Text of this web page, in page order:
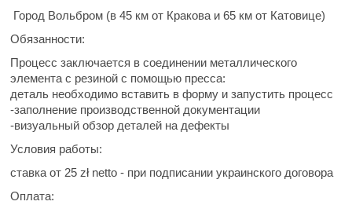
Город Вольбром (в 45 км от Кракова и 65 км от Катовице)
Обязанности:
Процесс заключается в соединении металлического
элемента с резиной с помощью пресса:
деталь необходимо вставить в форму и запустить процесс
-заполнение производственной документации
-визуальный обзор деталей на дефекты
Условия работы:
ставка от 25 zł netto - при подписании украинского договора
Оплата: